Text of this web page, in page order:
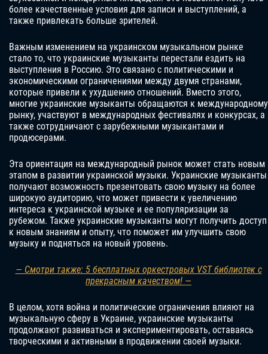
более качественные условия для записи и выступлений, а
также привлекать больше зрителей.
Важным изменением на украинском музыкальном рынке
стало то, что украинские музыканты перестали ездить на
выступления в Россию. Это связано с политическими и
экономическими ограничениями между двумя странами,
которые привели к ухудшению отношений. Вместо этого,
многие украинские музыканты обращаются к международному
рынку, участвуют в международных фестивалях и конкурсах, а
также сотрудничают с зарубежными музыкантами и
продюсерами.
Эта ориентация на международный рынок может стать новым
этапом в развитии украинской музыки. Украинские музыканты
получают возможность презентовать свою музыку на более
широкую аудиторию, что может привести к увеличению
интереса к украинской музыке и ее популяризации за
рубежом. Также украинские музыканты могут получить доступ
к новым знаниям и опыту, что поможет им улучшить свою
музыку и подняться на новый уровень.
— Смотри также: 5 бесплатных оркестровых VST библиотек с
прекрасным качеством! —
В целом, хотя война и политические ограничения влияют на
музыкальную сферу в Украине, украинские музыканты
продолжают развиваться и экспериментировать, оставаясь
творческими и активными в продвижении своей музыки.